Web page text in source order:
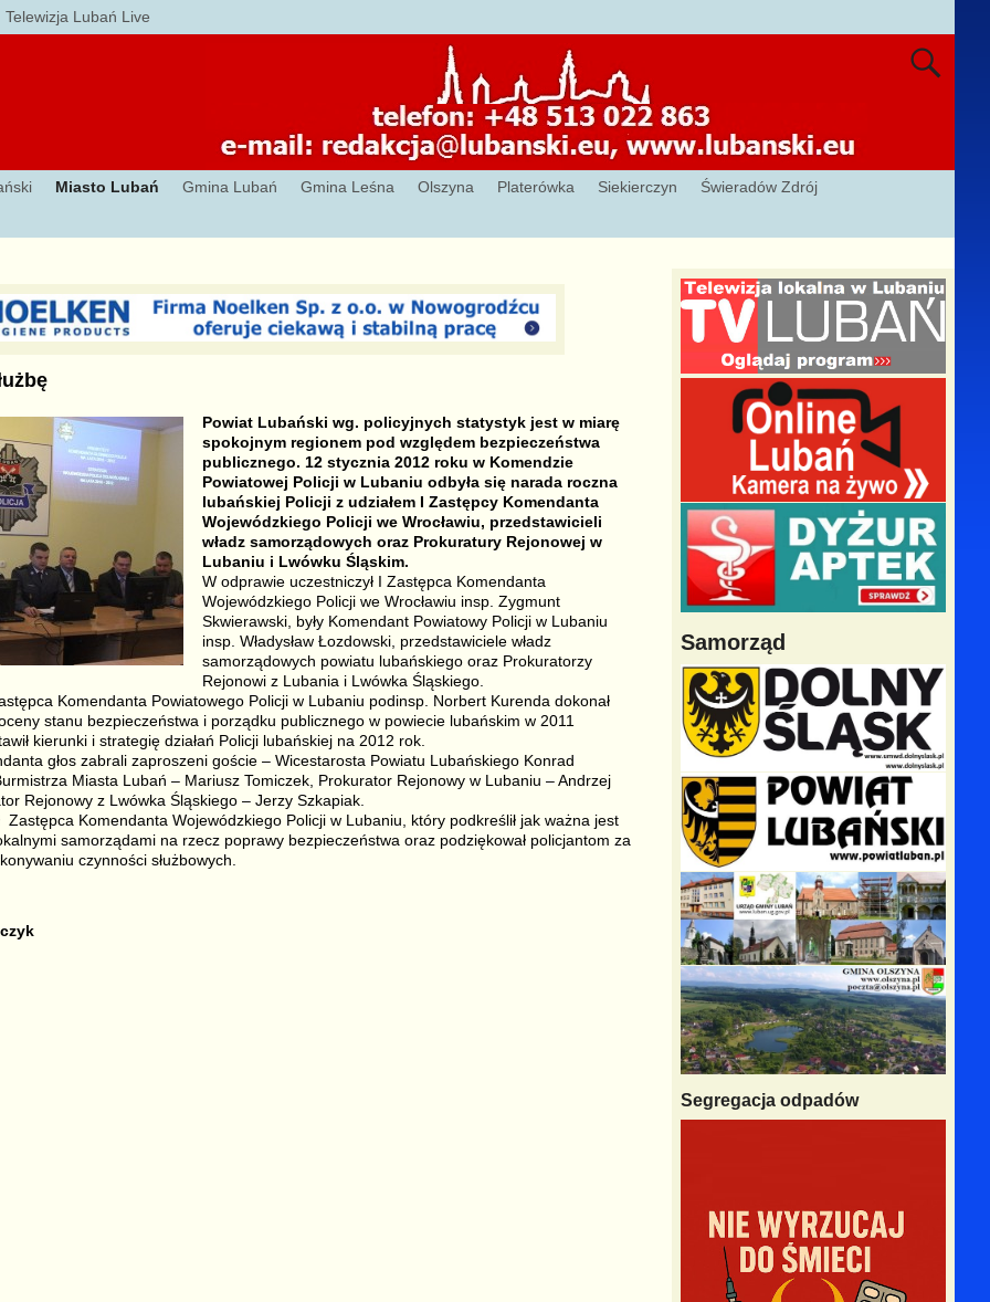
Telewizja Lubań Live
Miasto Lubań Gmina Lubań Gmina Leśna Olszyna Platerówka Siekierczyn
Świeradów Zdrój
Powiat Lubański wg. policyjnych statystyk jest w miarę
spokojnym regionem pod względem bezpieczeństwa
publicznego. 12 stycznia 2012 roku w Komendzie
Powiatowej Policji w Lubaniu odbyła się narada roczna
lubańskiej Policji z udziałem I Zastępcy Komendanta
Wojewódzkiego Policji we Wrocławiu, przedstawicieli
władz samorządowych oraz Prokuratury Rejonowej w
Lubaniu i Lwówku Śląskim.
W odprawie uczestniczył I Zastępca Komendanta
Wojewódzkiego Policji we Wrocławiu insp. Zygmunt
Skwierawski, były Komendant Powiatowy Policji w Lubaniu
insp. Władysław Łozdowski, przedstawiciele władz
samorządowych powiatu lubańskiego oraz Prokuratorzy
Rejonowi z Lubania i Lwówka Śląskiego.
Komendanta Powiatowego Policji w Lubaniu podinsp. Norbert Kurenda dokonał
stanu bezpieczeństwa i porządku publicznego w powiecie lubańskim w 2011
kierunki i strategię działań Policji lubańskiej na 2012 rok.
głos zabrali zaproszeni goście – Wicestarosta Powiatu Lubańskiego Konrad
Miasta Lubań – Mariusz Tomiczek, Prokurator Rejonowy w Lubaniu – Andrzej
Rejonowy z Lwówka Śląskiego – Jerzy Szkapiak.
Zastępca Komendanta Wojewódzkiego Policji w Lubaniu, który podkreślił jak ważna jest
samorządami na rzecz poprawy bezpieczeństwa oraz podziękował policjantom za
czynności służbowych.
Samorząd
Segregacja odpadów